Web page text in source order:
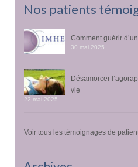
Nos patients
Comment guérir
30 mai 2025
Désamorcer
vie
22 mai 2025
Voir tous les témoignages de